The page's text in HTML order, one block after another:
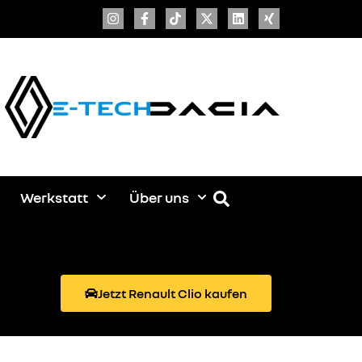
Werkstatt Über uns
Jetzt Renault Clio kaufen